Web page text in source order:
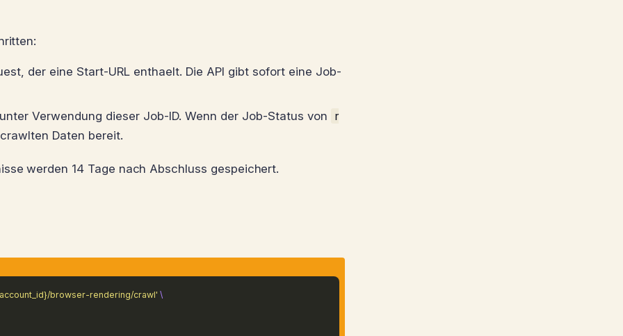
der eine Start-URL enthaelt. Die API gibt sofort eine Job-
Verwendung dieser Job-ID. Wenn der Job-Status von r
Daten bereit.
werden 14 Tage nach Abschluss gespeichert.
browser-rendering/crawl' \